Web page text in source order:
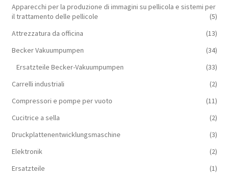
Apparecchi per la produzione di immagini su pellicola e sistemi per
il trattamento delle pellicole
(5)
Attrezzatura da officina
(13)
Becker Vakuumpumpen
(34)
Ersatzteile Becker-Vakuumpumpen
(33)
Carrelli industriali
(2)
Compressori e pompe per vuoto
(11)
Cucitrice a sella
(2)
Druckplattenentwicklungsmaschine
(3)
Elektronik
(2)
Ersatzteile
(1)